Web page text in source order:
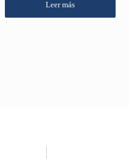
Leer más